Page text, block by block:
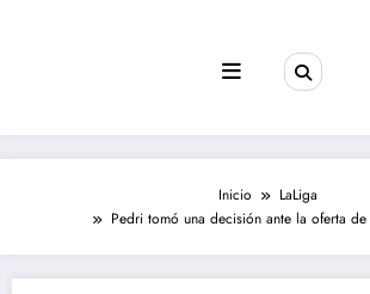
Inicio
LaLiga
Pedri tomó una decisión ante la oferta